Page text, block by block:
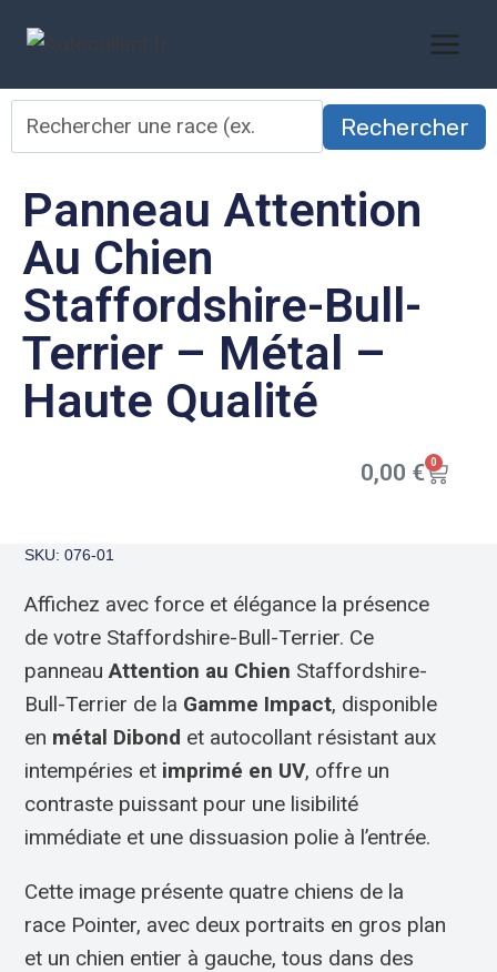
Rechercher
Panneau Attention
Au Chien
Staffordshire-Bull-
Terrier – Métal –
Haute Qualité
0,00 € 0
SKU: 076-01
Affichez avec force et élégance la présence
de votre Staffordshire-Bull-Terrier. Ce
panneauAttention au Chien Staffordshire-
Bull-Terrier de la Gamme Impact, disponible
en métal Dibond et autocollant résistant aux
intempéries et imprimé en UV, offre un
contraste puissant pour une lisibilité
immédiate et une dissuasion polie à l’entrée.
Cette image présente quatre chiens de la
race Pointer, avec deux portraits en gros plan
et un chien entier à gauche, tous dans des